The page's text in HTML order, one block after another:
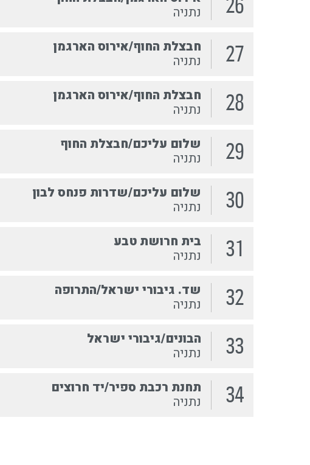
26
נתניה
27
חבצלת החוף/אירוס הארגמן
נתניה
28
חבצלת החוף/אירוס הארגמן
נתניה
29
שלום עליכם/חבצלת החוף
נתניה
30
שלום עליכם/שדרות פנחס לבון
נתניה
31
בית חרושת טבע
נתניה
32
שד. גיבורי ישראל/התרופה
נתניה
33
הבונים/גיבורי ישראל
נתניה
34
תחנת רכבת ספיר/יד חרוצים
נתניה